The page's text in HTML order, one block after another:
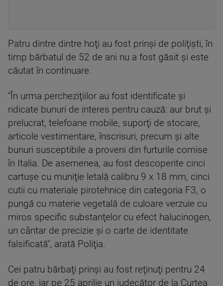
Patru dintre dintre hoţi au fost prinşi de poliţişti, în
timp bărbatul de 52 de ani nu a fost găsit şi este
căutat în continuare.
"În urma percheziţiilor au fost identificate şi
ridicate bunuri de interes pentru cauză: aur brut şi
prelucrat, telefoane mobile, suporţi de stocare,
articole vestimentare, înscrisuri, precum şi alte
bunuri susceptibile a proveni din furturile comise
în Italia. De asemenea, au fost descoperite cinci
cartuşe cu muniţie letală calibru 9 x 18 mm, cinci
cutii cu materiale pirotehnice din categoria F3, o
pungă cu materie vegetală de culoare verzuie cu
miros specific substanţelor cu efect halucinogen,
un cântar de precizie şi o carte de identitate
falsificată", arată Poliţia.
Cei patru bărbaţi prinşi au fost reţinuţi pentru 24
de ore, iar pe 25 aprilie un judecător de la Curtea